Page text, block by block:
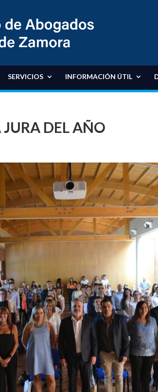
SERVICIOS INFORMACIÓN ÚTIL
DEL AÑO